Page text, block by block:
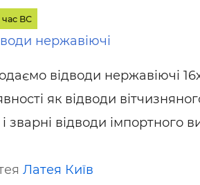
ВС
нержавіючі
відводи нержавіючі
як відводи
зварні відводи імпортного
Латея Київ